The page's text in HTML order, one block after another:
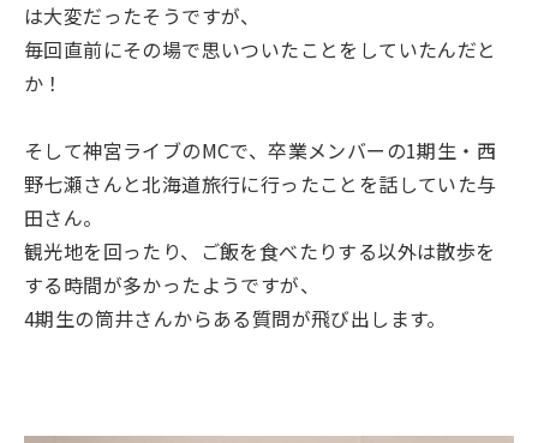
は大変だったそうですが、
毎回直前にその場で思いついたことをしていたんだと
か！
そして神宮ライブのMCで、卒業メンバーの1期生・西
野七瀬さんと北海道旅行に行ったことを話していた与
田さん。
観光地を回ったり、ご飯を食べたりする以外は散歩を
する時間が多かったようですが、
4期生の筒井さんからある質問が飛び出します。